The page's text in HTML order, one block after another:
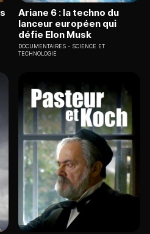
Ariane 6 : la techno du
lanceur européen qui
défie Elon Musk
DOCUMENTAIRES
SCIENCE ET
TECHNOLOGIE